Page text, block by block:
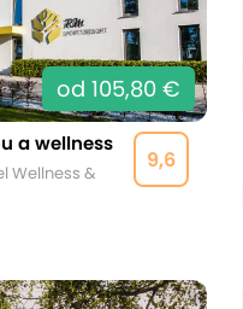
od 105,80 €
9,6
a wellness
Wellness &